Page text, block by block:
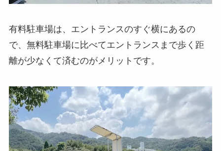
有料駐車場は、エントランスのすぐ横にあるの
で、無料駐車場に比べてエントランスまで歩く距
離が少なくて済むのがメリットです。